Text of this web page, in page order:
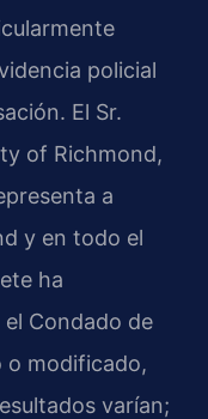
policial
El Sr.
of Richmond,
a
y en todo el
ha
Condado de
o modificado,
varían;